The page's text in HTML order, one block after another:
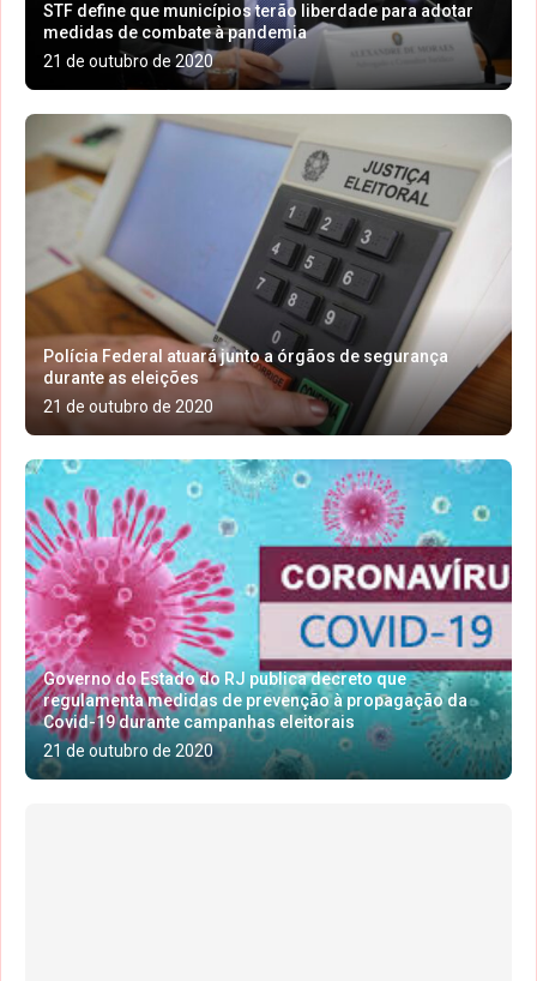
STF define que municípios terão liberdade para adotar
medidas de combate à pandemia
21 de outubro de 2020
Polícia Federal atuará junto a órgãos de segurança
durante as eleições
21 de outubro de 2020
Governo do Estado do RJ publica decreto que
regulamenta medidas de prevenção à propagação da
Covid-19 durante campanhas eleitorais
21 de outubro de 2020